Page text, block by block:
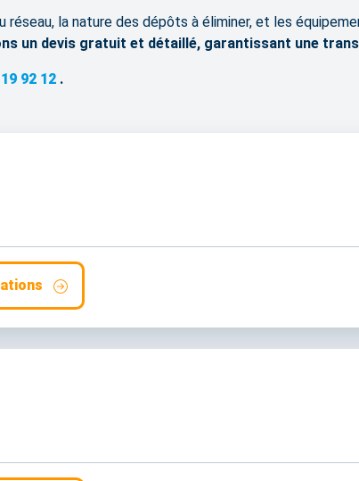
la nature des dépôts à éliminer, et les
un devis gratuit et détaillé, garantissant une
92 12 .